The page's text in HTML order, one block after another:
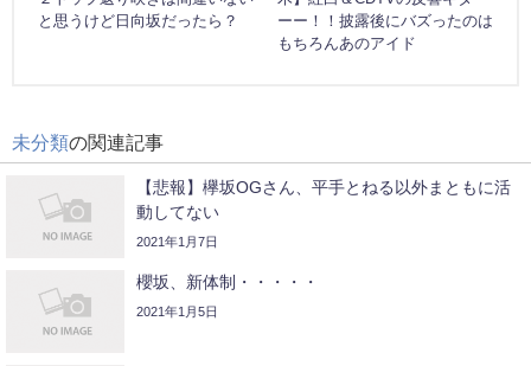
と思うけど日向坂だったら？
ーー！！披露後にバズったのは
もちろんあのアイド
未分類の関連記事
【悲報】欅坂OGさん、平手とねる以外まともに活
動してない
2021年1月7日
櫻坂、新体制・・・・・
2021年1月5日